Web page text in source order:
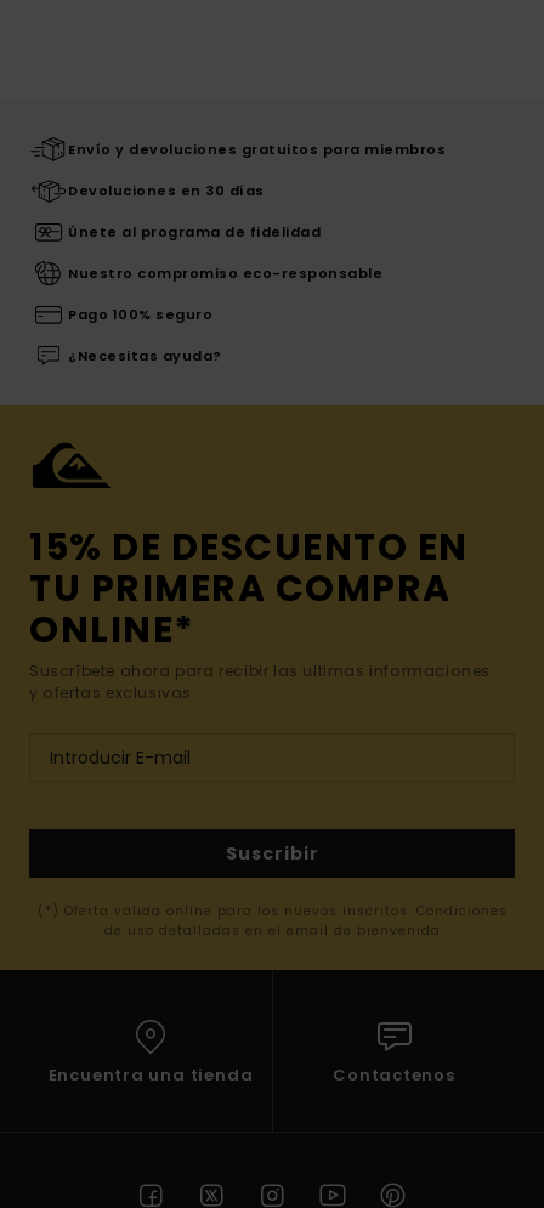
Envío y devoluciones gratuitos para miembros
Devoluciones en 30 días
Únete al programa de fidelidad
Nuestro compromiso eco-responsable
Pago 100% seguro
¿Necesitas ayuda?
15% DE DESCUENTO EN
TU PRIMERA COMPRA
ONLINE*
Suscríbete ahora para recibir las ultimas informaciones
y ofertas exclusivas.
Suscribir
(*) Oferta valida online para los nuevos inscritos. Condiciones
de uso detalladas en el email de bienvenida
Encuentra una tienda Contactenos